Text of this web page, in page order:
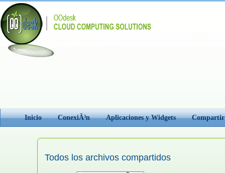
Inicio ConexiÃ³n Aplicaciones y Widgets
Todos los archivos compartidos